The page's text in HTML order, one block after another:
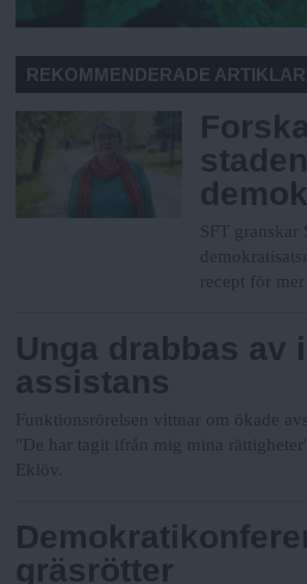
REKOMMENDERADE ARTIKLAR
SFT granskar
recept för
Unga drabbas av
assistans
Funktionsrörelsen vittnar om ökade
"De har tagit ifrån mig mina
Eklöv.
gräsrötter